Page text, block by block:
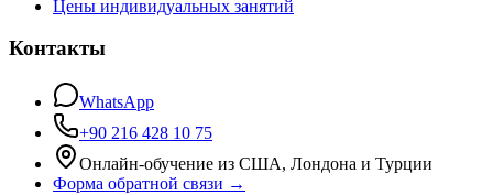
Цены индивидуальных занятий
Контакты
WhatsApp
+90 216 428 10 75
Онлайн-обучение из США, Лондона и Турции
Форма обратной связи →